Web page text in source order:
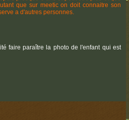
que sur meetic on doit connaitre son
a d'autres personnes.
faire paraître la photo de l'enfant qui est